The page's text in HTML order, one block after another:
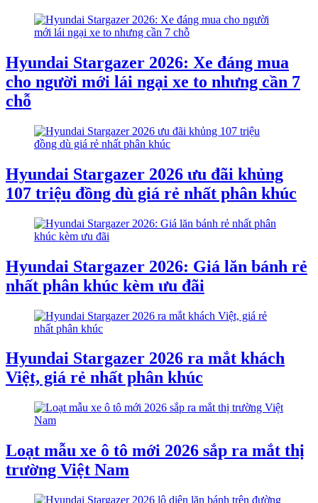
Hyundai Stargazer 2026: Xe đáng mua
cho người mới lái ngại xe to nhưng cần 7
chỗ
Hyundai Stargazer 2026 ưu đãi khủng
107 triệu đồng dù giá rẻ nhất phân khúc
Hyundai Stargazer 2026: Giá lăn bánh rẻ
nhất phân khúc kèm ưu đãi
Hyundai Stargazer 2026 ra mắt khách
Việt, giá rẻ nhất phân khúc
Loạt mẫu xe ô tô mới 2026 sắp ra mắt thị
trường Việt Nam